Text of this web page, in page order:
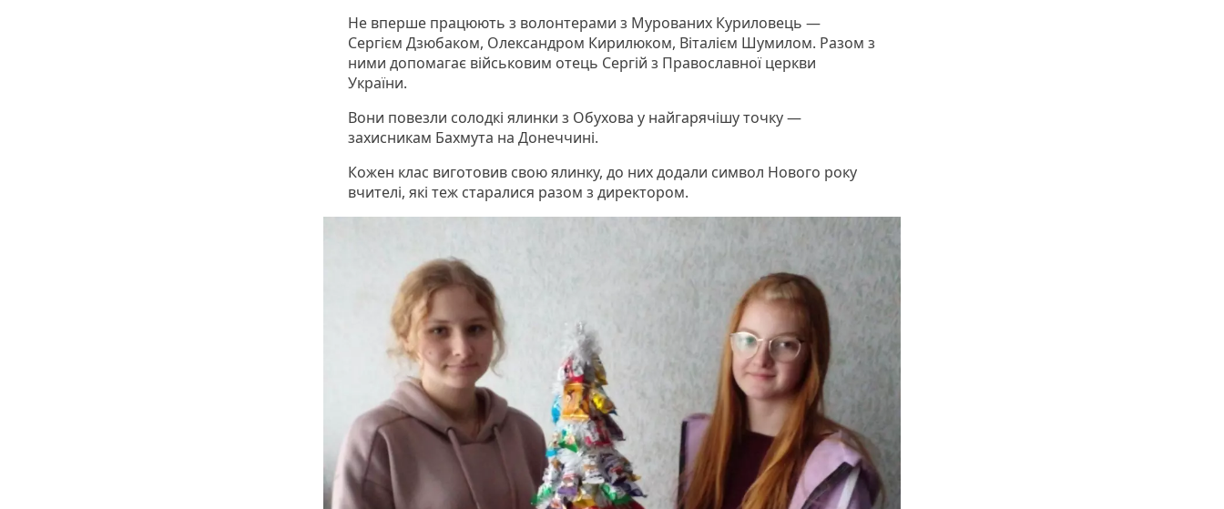
Не вперше працюють з волонтерами з Мурованих Куриловець —
Сергієм Дзюбаком, Олександром Кирилюком, Віталієм Шумилом. Разом з
ними допомагає військовим отець Сергій з Православної церкви
України.
Вони повезли солодкі ялинки з Обухова у найгарячішу точку —
захисникам Бахмута на Донеччині.
Кожен клас виготовив свою ялинку, до них додали символ Нового року
вчителі, які теж старалися разом з директором.